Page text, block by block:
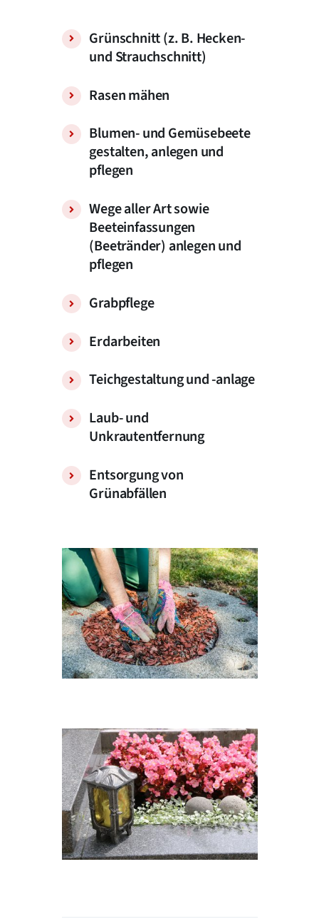
Grünschnitt (z. B. Hecken-
und Strauchschnitt)
Rasen mähen
Blumen- und Gemüsebeete
gestalten, anlegen und
pflegen
Wege aller Art sowie
Beeteinfassungen
(Beetränder) anlegen und
pflegen
Grabpflege
Erdarbeiten
Teichgestaltung und -anlage
Laub- und
Unkrautentfernung
Entsorgung von
Grünabfällen